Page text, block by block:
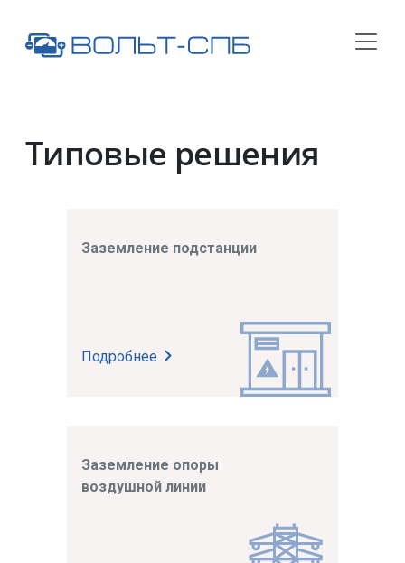
Типовые решения
Заземление подстанции
Подробнее
Заземление опоры
воздушной линии